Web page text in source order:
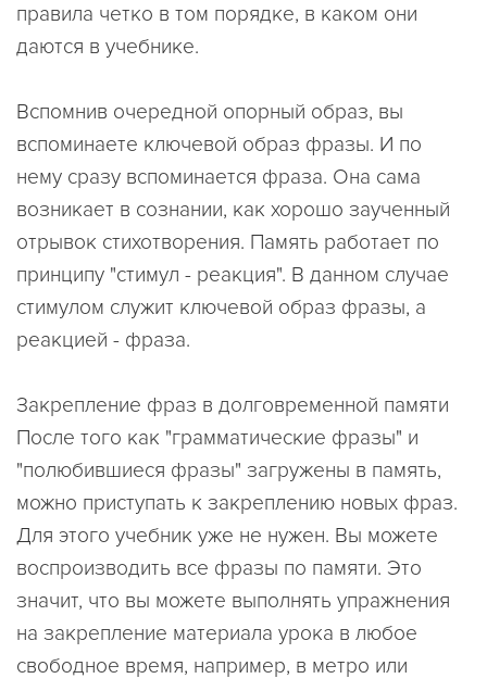
правила четко в том порядке, в каком они
даются в учебнике.
Вспомнив очередной опорный образ, вы
вспоминаете ключевой образ фразы. И по
нему сразу вспоминается фраза. Она сама
возникает в сознании, как хорошо заученный
отрывок стихотворения. Память работает по
принципу "стимул - реакция". В данном случае
стимулом служит ключевой образ фразы, а
реакцией - фраза.
Закрепление фраз в долговременной памяти
После того как "грамматические фразы" и
"полюбившиеся фразы" загружены в память,
можно приступать к закреплению новых фраз.
Для этого учебник уже не нужен. Вы можете
воспроизводить все фразы по памяти. Это
значит, что вы можете выполнять упражнения
на закрепление материала урока в любое
свободное время, например, в метро или